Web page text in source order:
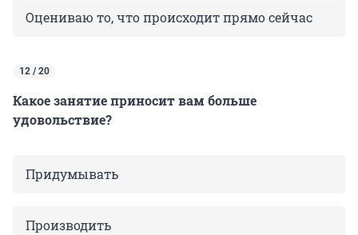
Оцениваю то, что происходит прямо сейчас
12 / 20
Какое занятие приносит вам больше
удовольствие?
Придумывать
Производить